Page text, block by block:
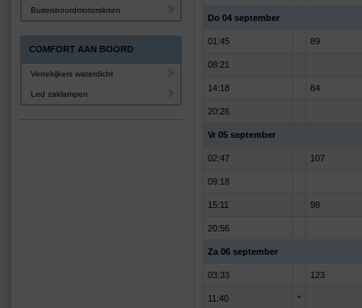
Do 04 september
01:45 89
08:21
14:18 84
20:26
Vr 05 september
02:47 107
09:18
15:11 98
20:56
Za 06 september
03:33 123
11:40 *
Buitenboordmotorsloten
COMFORT AAN BOORD
Verrekijkers waterdicht
Led zaklampen